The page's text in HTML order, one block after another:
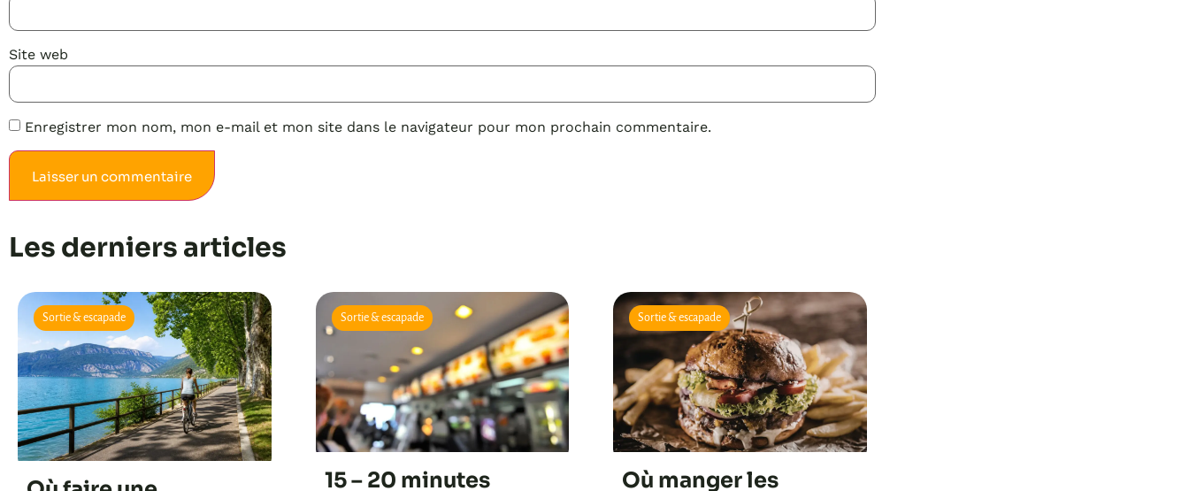
Site web
Enregistrer mon nom, mon e-mail et mon site dans le navigateur pour mon prochain commentaire.
Les derniers articles
Sortie & escapade Sortie & escapade
15 – 20 minutes
Sortie & escapade
Où manger les